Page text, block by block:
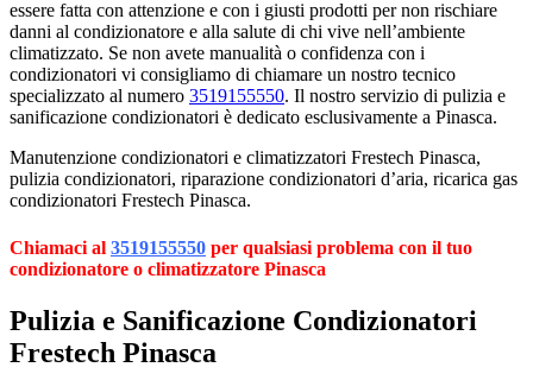
essere fatta con attenzione e con i giusti prodotti per non rischiare
danni al condizionatore e alla salute di chi vive nell’ambiente
climatizzato. Se non avete manualità o confidenza con i
condizionatori vi consigliamo di chiamare un nostro tecnico
specializzato al numero 3519155550. Il nostro servizio di pulizia e
sanificazione condizionatori è dedicato esclusivamente a Pinasca.
Manutenzione condizionatori e climatizzatori Frestech Pinasca,
pulizia condizionatori, riparazione condizionatori d’aria, ricarica gas
condizionatori Frestech Pinasca.
Chiamaci al 3519155550 per qualsiasi problema con il tuo
condizionatore o climatizzatore Pinasca
Pulizia e Sanificazione Condizionatori
Frestech Pinasca